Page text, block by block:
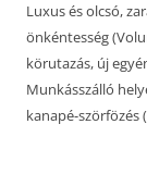
Luxus és olcsó,
önkéntesség
körutazás, új
Munkásszálló
kanapé-szörfözés